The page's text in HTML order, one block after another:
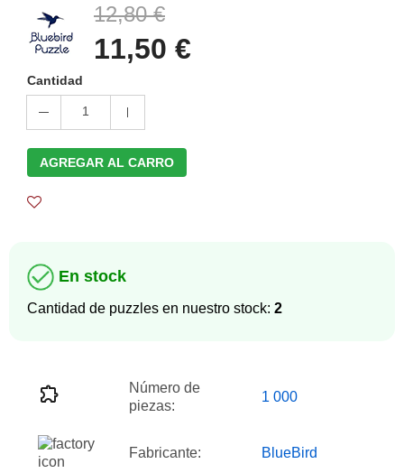
12,80 €
11,50 €
Cantidad
1
AGREGAR AL CARRO
En stock
Cantidad de puzzles en nuestro stock: 2
Número de
piezas:
1 000
Fabricante: BlueBird